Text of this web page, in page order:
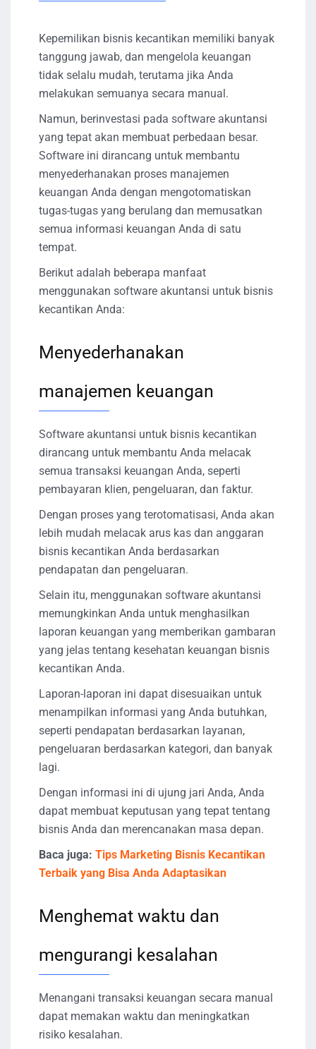
Kepemilikan bisnis kecantikan memiliki banyak
tanggung jawab, dan mengelola keuangan
tidak selalu mudah, terutama jika Anda
melakukan semuanya secara manual.
Namun, berinvestasi pada software akuntansi
yang tepat akan membuat perbedaan besar.
Software ini dirancang untuk membantu
menyederhanakan proses manajemen
keuangan Anda dengan mengotomatiskan
tugas-tugas yang berulang dan memusatkan
semua informasi keuangan Anda di satu
tempat.
Berikut adalah beberapa manfaat
menggunakan software akuntansi untuk bisnis
kecantikan Anda:
Menyederhanakan
manajemen keuangan
Software akuntansi untuk bisnis kecantikan
dirancang untuk membantu Anda melacak
semua transaksi keuangan Anda, seperti
pembayaran klien, pengeluaran, dan faktur.
Dengan proses yang terotomatisasi, Anda akan
lebih mudah melacak arus kas dan anggaran
bisnis kecantikan Anda berdasarkan
pendapatan dan pengeluaran.
Selain itu, menggunakan software akuntansi
memungkinkan Anda untuk menghasilkan
laporan keuangan yang memberikan gambaran
yang jelas tentang kesehatan keuangan bisnis
kecantikan Anda.
Laporan-laporan ini dapat disesuaikan untuk
menampilkan informasi yang Anda butuhkan,
seperti pendapatan berdasarkan layanan,
pengeluaran berdasarkan kategori, dan banyak
lagi.
Dengan informasi ini di ujung jari Anda, Anda
dapat membuat keputusan yang tepat tentang
bisnis Anda dan merencanakan masa depan.
Baca juga: Tips Marketing Bisnis Kecantikan
Terbaik yang Bisa Anda Adaptasikan
Menghemat waktu dan
mengurangi kesalahan
Menangani transaksi keuangan secara manual
dapat memakan waktu dan meningkatkan
risiko kesalahan.